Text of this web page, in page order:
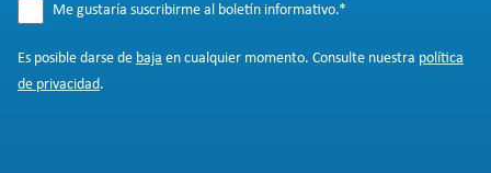
Me gustaría suscribirme al boletín informativo.*
Es posible darse de baja en cualquier momento. Consulte nuestra política
de privacidad.